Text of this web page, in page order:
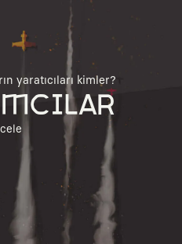
yaratıcıları kimler?